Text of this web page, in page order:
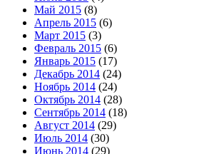
Май 2015 (8)
Апрель 2015 (6)
Март 2015 (3)
Февраль 2015 (6)
Январь 2015 (17)
Декабрь 2014 (24)
Ноябрь 2014 (24)
Октябрь 2014 (28)
Сентябрь 2014 (18)
Август 2014 (29)
Июль 2014 (30)
Июнь 2014 (29)